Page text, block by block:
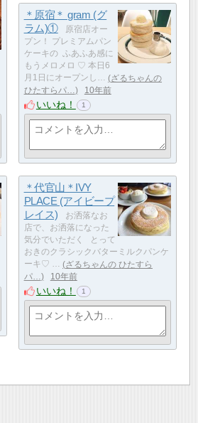
＊原宿＊ gram (グ
ラム)①
原宿店オー
プン！ プレミアムパン
ケーキの ふあふあ感に
もうメロメロ ♡ 本日6
月1日にオープンし…
ざるちゃんの
ひたすらパ…
10年前
いいね！ 1
＊代官山＊IVY
PLACE (アイビープ
レイス)
お洒落なお
店で、お洒落になった
気分でいただく とって
おきのクラシックバターミルクパンケ
ーキ♡ …
ざるちゃんの ひたすら
パ…
10年前
いいね！ 1